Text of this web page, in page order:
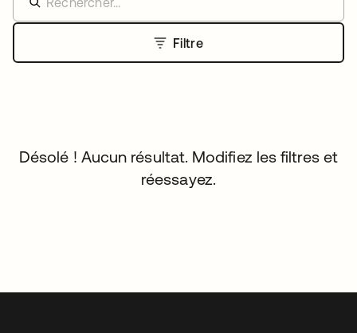
Filtre
Désolé ! Aucun résultat. Modifiez les filtres et
réessayez.